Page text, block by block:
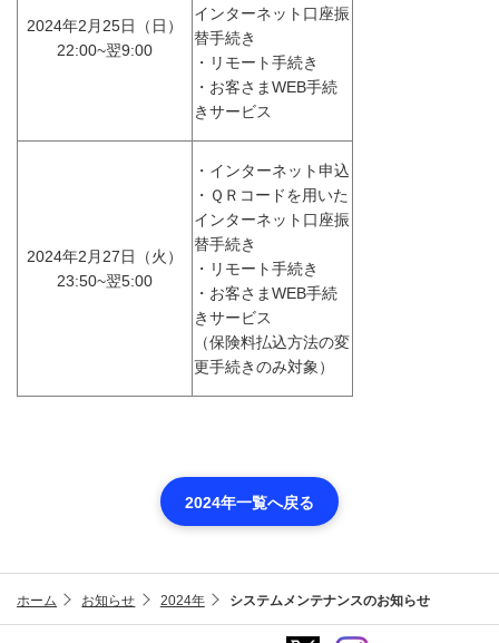
2024年2月25日（日）
22:00~翌9:00
インターネット口座振
替手続き
・リモート手続き
・お客さまWEB手続
きサービス
2024年2月27日（火）
23:50~翌5:00
・インターネット申込
・ＱＲコードを用いた
インターネット口座振
替手続き
・リモート手続き
・お客さまWEB手続
きサービス
（保険料払込方法の変
更手続きのみ対象）
2024年一覧へ戻る
ホーム お知らせ 2024年 システムメンテナンスのお知らせ